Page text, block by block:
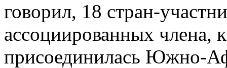
говорил, 18 стран-
ассоциированных члена,
присоединилась Южно-